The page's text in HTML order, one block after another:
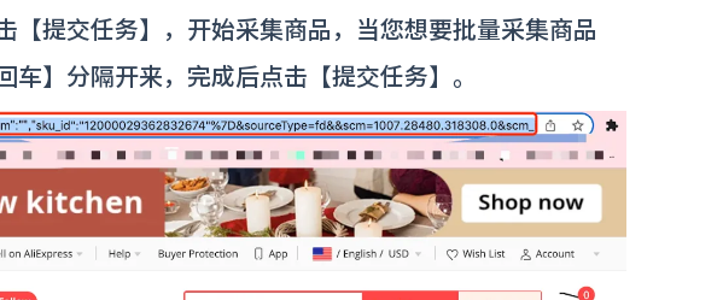
【提交任务】，开始采集商品，当您想要批量采集商品
】分隔开来，完成后点击【提交任务】。